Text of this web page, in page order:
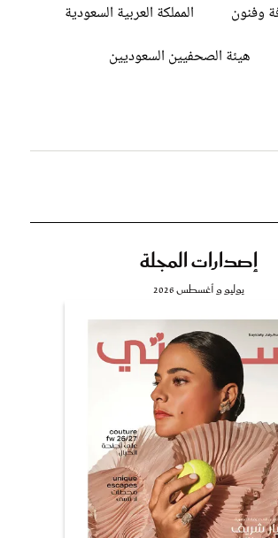
وفنون
المملكة العربية السعودية
هيئة الصحفيين السعوديين
إصدارات المجلة
يوليو و أغسطس 2026